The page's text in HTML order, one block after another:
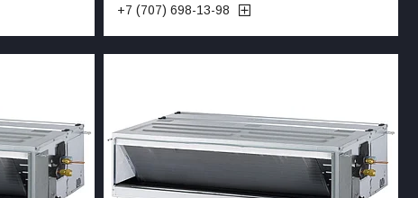
+7 (707) 698-13-98